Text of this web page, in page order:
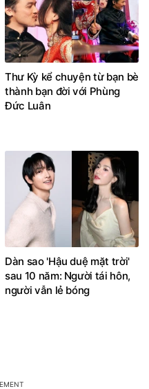
Thư Kỳ kể chuyện từ bạn bè
thành bạn đời với Phùng
Đức Luân
Dàn sao 'Hậu duệ mặt trời'
sau 10 năm: Người tái hôn,
người vẫn lẻ bóng